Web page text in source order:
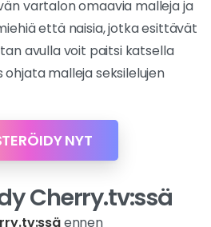
vartalon omaavia malleja ja
että naisia, jotka esittävät
avulla voit paitsi katsella
ohjata malleja seksilelujen
NYT
Cherry.tv:ssä
ennen